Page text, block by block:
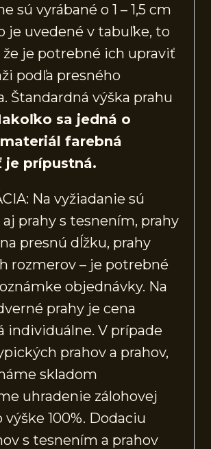
sú vyrábané o 1 – 1,5 cm
je uvedené v tabuľke, to
že je potrebné ich upraviť
podľa presného
Štandardná výška prahu
sa jedná o
farebná
je prípustná.
Na vyžiadanie sú
prahy s tesnením, prahy
presnú dĺžku, prahy
rozmerov – je potrebné
objednávky. Na
prahy je cena
individuálne. V prípade
prahov a prahov,
skladom
uhradenie zálohovej
100%. Dodaciu
s tesnením a prahov